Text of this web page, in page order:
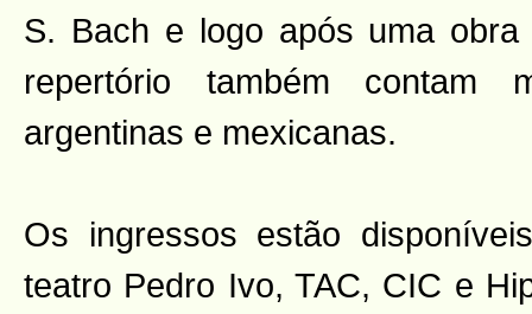
S. Bach e logo após uma
repertório também contam
argentinas e mexicanas.
Os ingressos estão
teatro Pedro Ivo, TAC, CIC e